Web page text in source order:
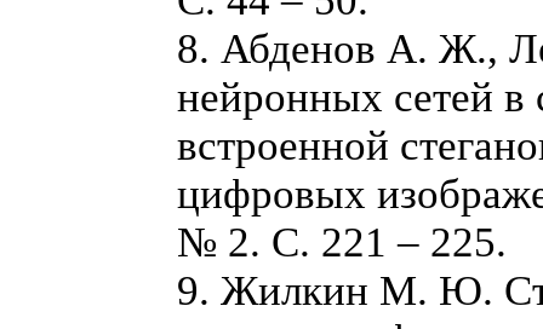
8. Абденов А. Ж.,
нейронных сетей в
встроенной
цифровых
№ 2. C. 221 – 225.
9. Жилкин М. Ю.